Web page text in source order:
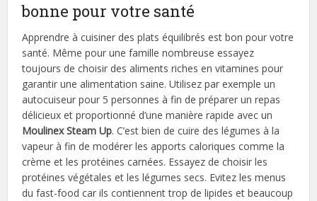
bonne pour votre santé
Apprendre à cuisiner des plats équilibrés est bon pour votre
santé. Même pour une famille nombreuse essayez
toujours de choisir des aliments riches en vitamines pour
garantir une alimentation saine. Utilisez par exemple un
autocuiseur pour 5 personnes à fin de préparer un repas
délicieux et proportionné d’une manière rapide avec un
Moulinex Steam Up. C’est bien de cuire des légumes à la
vapeur à fin de modérer les apports caloriques comme la
crème et les protéines carnées. Essayez de choisir les
protéines végétales et les légumes secs. Evitez les menus
du fast-food car ils contiennent trop de lipides et beaucoup